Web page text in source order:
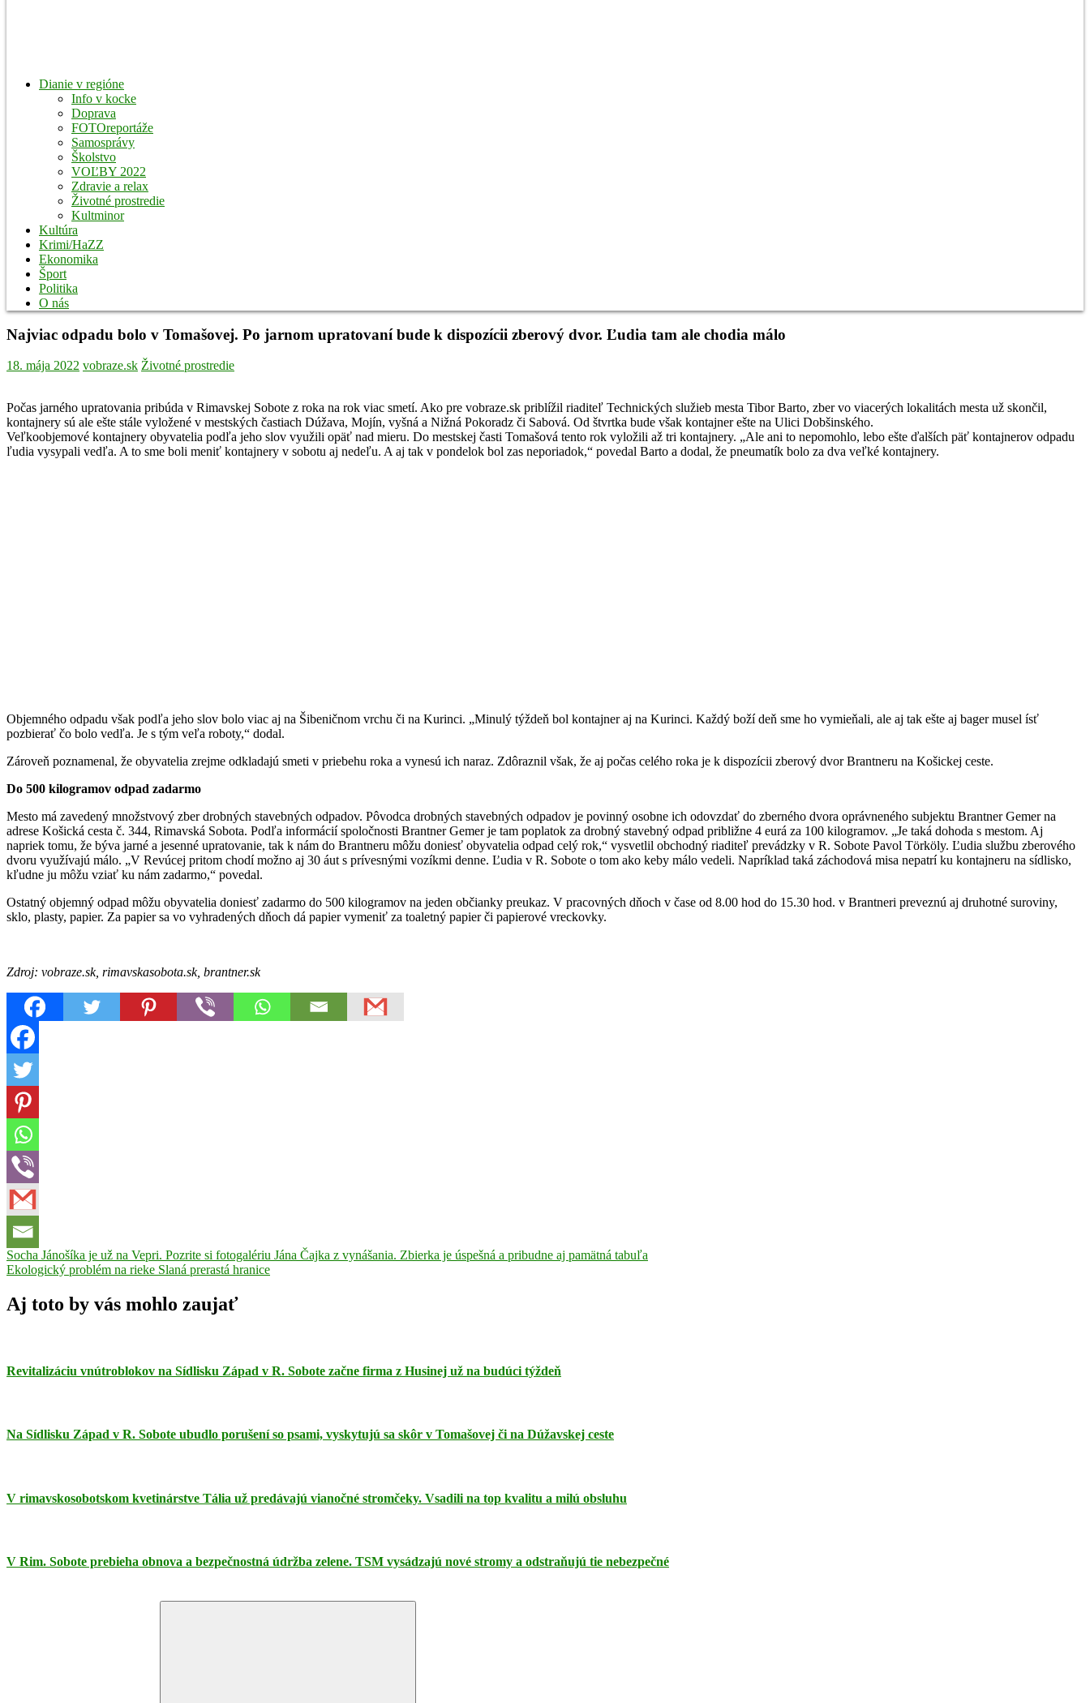
Dianie v regióne
Info v kocke
Doprava
FOTOreportáže
Samosprávy
Školstvo
VOĽBY 2022
Zdravie a relax
Životné prostredie
Kultminor
Kultúra
Krimi/HaZZ
Ekonomika
Šport
Politika
O nás
Najviac odpadu bolo v Tomašovej. Po jarnom upratovaní bude k dispozícii zberový dvor. Ľudia tam ale chodia málo
18. mája 2022 vobraze.sk Životné prostredie
Počas jarného upratovania pribúda v Rimavskej Sobote z roka na rok viac smetí. Ako pre vobraze.sk priblížil riaditeľ Technických služieb mesta Tibor Barto, zber vo viacerých lokalitách mesta už skončil,
kontajnery sú ale ešte stále vyložené v mestských častiach Dúžava, Mojín, vyšná a Nižná Pokoradz či Sabová. Od štvrtka bude však kontajner ešte na Ulici Dobšinského.
Veľkoobjemové kontajnery obyvatelia podľa jeho slov využili opäť nad mieru. Do mestskej časti Tomašová tento rok vyložili až tri kontajnery. „Ale ani to nepomohlo, lebo ešte ďalších päť kontajnerov odpadu
ľudia vysypali vedľa. A to sme boli meniť kontajnery v sobotu aj nedeľu. A aj tak v pondelok bol zas neporiadok,“ povedal Barto a dodal, že pneumatík bolo za dva veľké kontajnery.
Objemného odpadu však podľa jeho slov bolo viac aj na Šibeničnom vrchu či na Kurinci. „Minulý týždeň bol kontajner aj na Kurinci. Každý boží deň sme ho vymieňali, ale aj tak ešte aj bager musel ísť
pozbierať čo bolo vedľa. Je s tým veľa roboty,“ dodal.
Zároveň poznamenal, že obyvatelia zrejme odkladajú smeti v priebehu roka a vynesú ich naraz. Zdôraznil však, že aj počas celého roka je k dispozícii zberový dvor Brantneru na Košickej ceste.
Do 500 kilogramov odpad zadarmo
Mesto má zavedený množstvový zber drobných stavebných odpadov. Pôvodca drobných stavebných odpadov je povinný osobne ich odovzdať do zberného dvora oprávneného subjektu Brantner Gemer na
adrese Košická cesta č. 344, Rimavská Sobota. Podľa informácií spoločnosti Brantner Gemer je tam poplatok za drobný stavebný odpad približne 4 eurá za 100 kilogramov. „Je taká dohoda s mestom. Aj
napriek tomu, že býva jarné a jesenné upratovanie, tak k nám do Brantneru môžu doniesť obyvatelia odpad celý rok,“ vysvetlil obchodný riaditeľ prevádzky v R. Sobote Pavol Törköly. Ľudia službu zberového
dvoru využívajú málo. „V Revúcej pritom chodí možno aj 30 áut s prívesnými vozíkmi denne. Ľudia v R. Sobote o tom ako keby málo vedeli. Napríklad taká záchodová misa nepatrí ku kontajneru na sídlisko,
kľudne ju môžu vziať ku nám zadarmo,“ povedal.
Ostatný objemný odpad môžu obyvatelia doniesť zadarmo do 500 kilogramov na jeden občianky preukaz. V pracovných dňoch v čase od 8.00 hod do 15.30 hod. v Brantneri preveznú aj druhotné suroviny,
sklo, plasty, papier. Za papier sa vo vyhradených dňoch dá papier vymeniť za toaletný papier či papierové vreckovky.
Zdroj: vobraze.sk, rimavskasobota.sk, brantner.sk
Brantnerjarné
upratovanie smetiTSM
Navigácia
v
článku
Previous
Post:
Socha Jánošíka je už na Vepri. Pozrite si fotogalériu Jána Čajka z vynášania. Zbierka je úspešná a pribudne aj pamätná tabuľa
Next
Ekologický problém na rieke Slaná prerastá hranice
Aj toto by vás mohlo zaujať
Revitalizáciu vnútroblokov na Sídlisku Západ v R. Sobote začne firma z Husinej už na budúci týždeň
Na Sídlisku Západ v R. Sobote ubudlo porušení so psami, vyskytujú sa skôr v Tomašovej či na Dúžavskej ceste
V rimavskosobotskom kvetinárstve Tália už predávajú vianočné stromčeky. Vsadili na top kvalitu a milú obsluhu
V Rim. Sobote prebieha obnova a bezpečnostná údržba zelene. TSM vysádzajú nové stromy a odstraňujú tie nebezpečné